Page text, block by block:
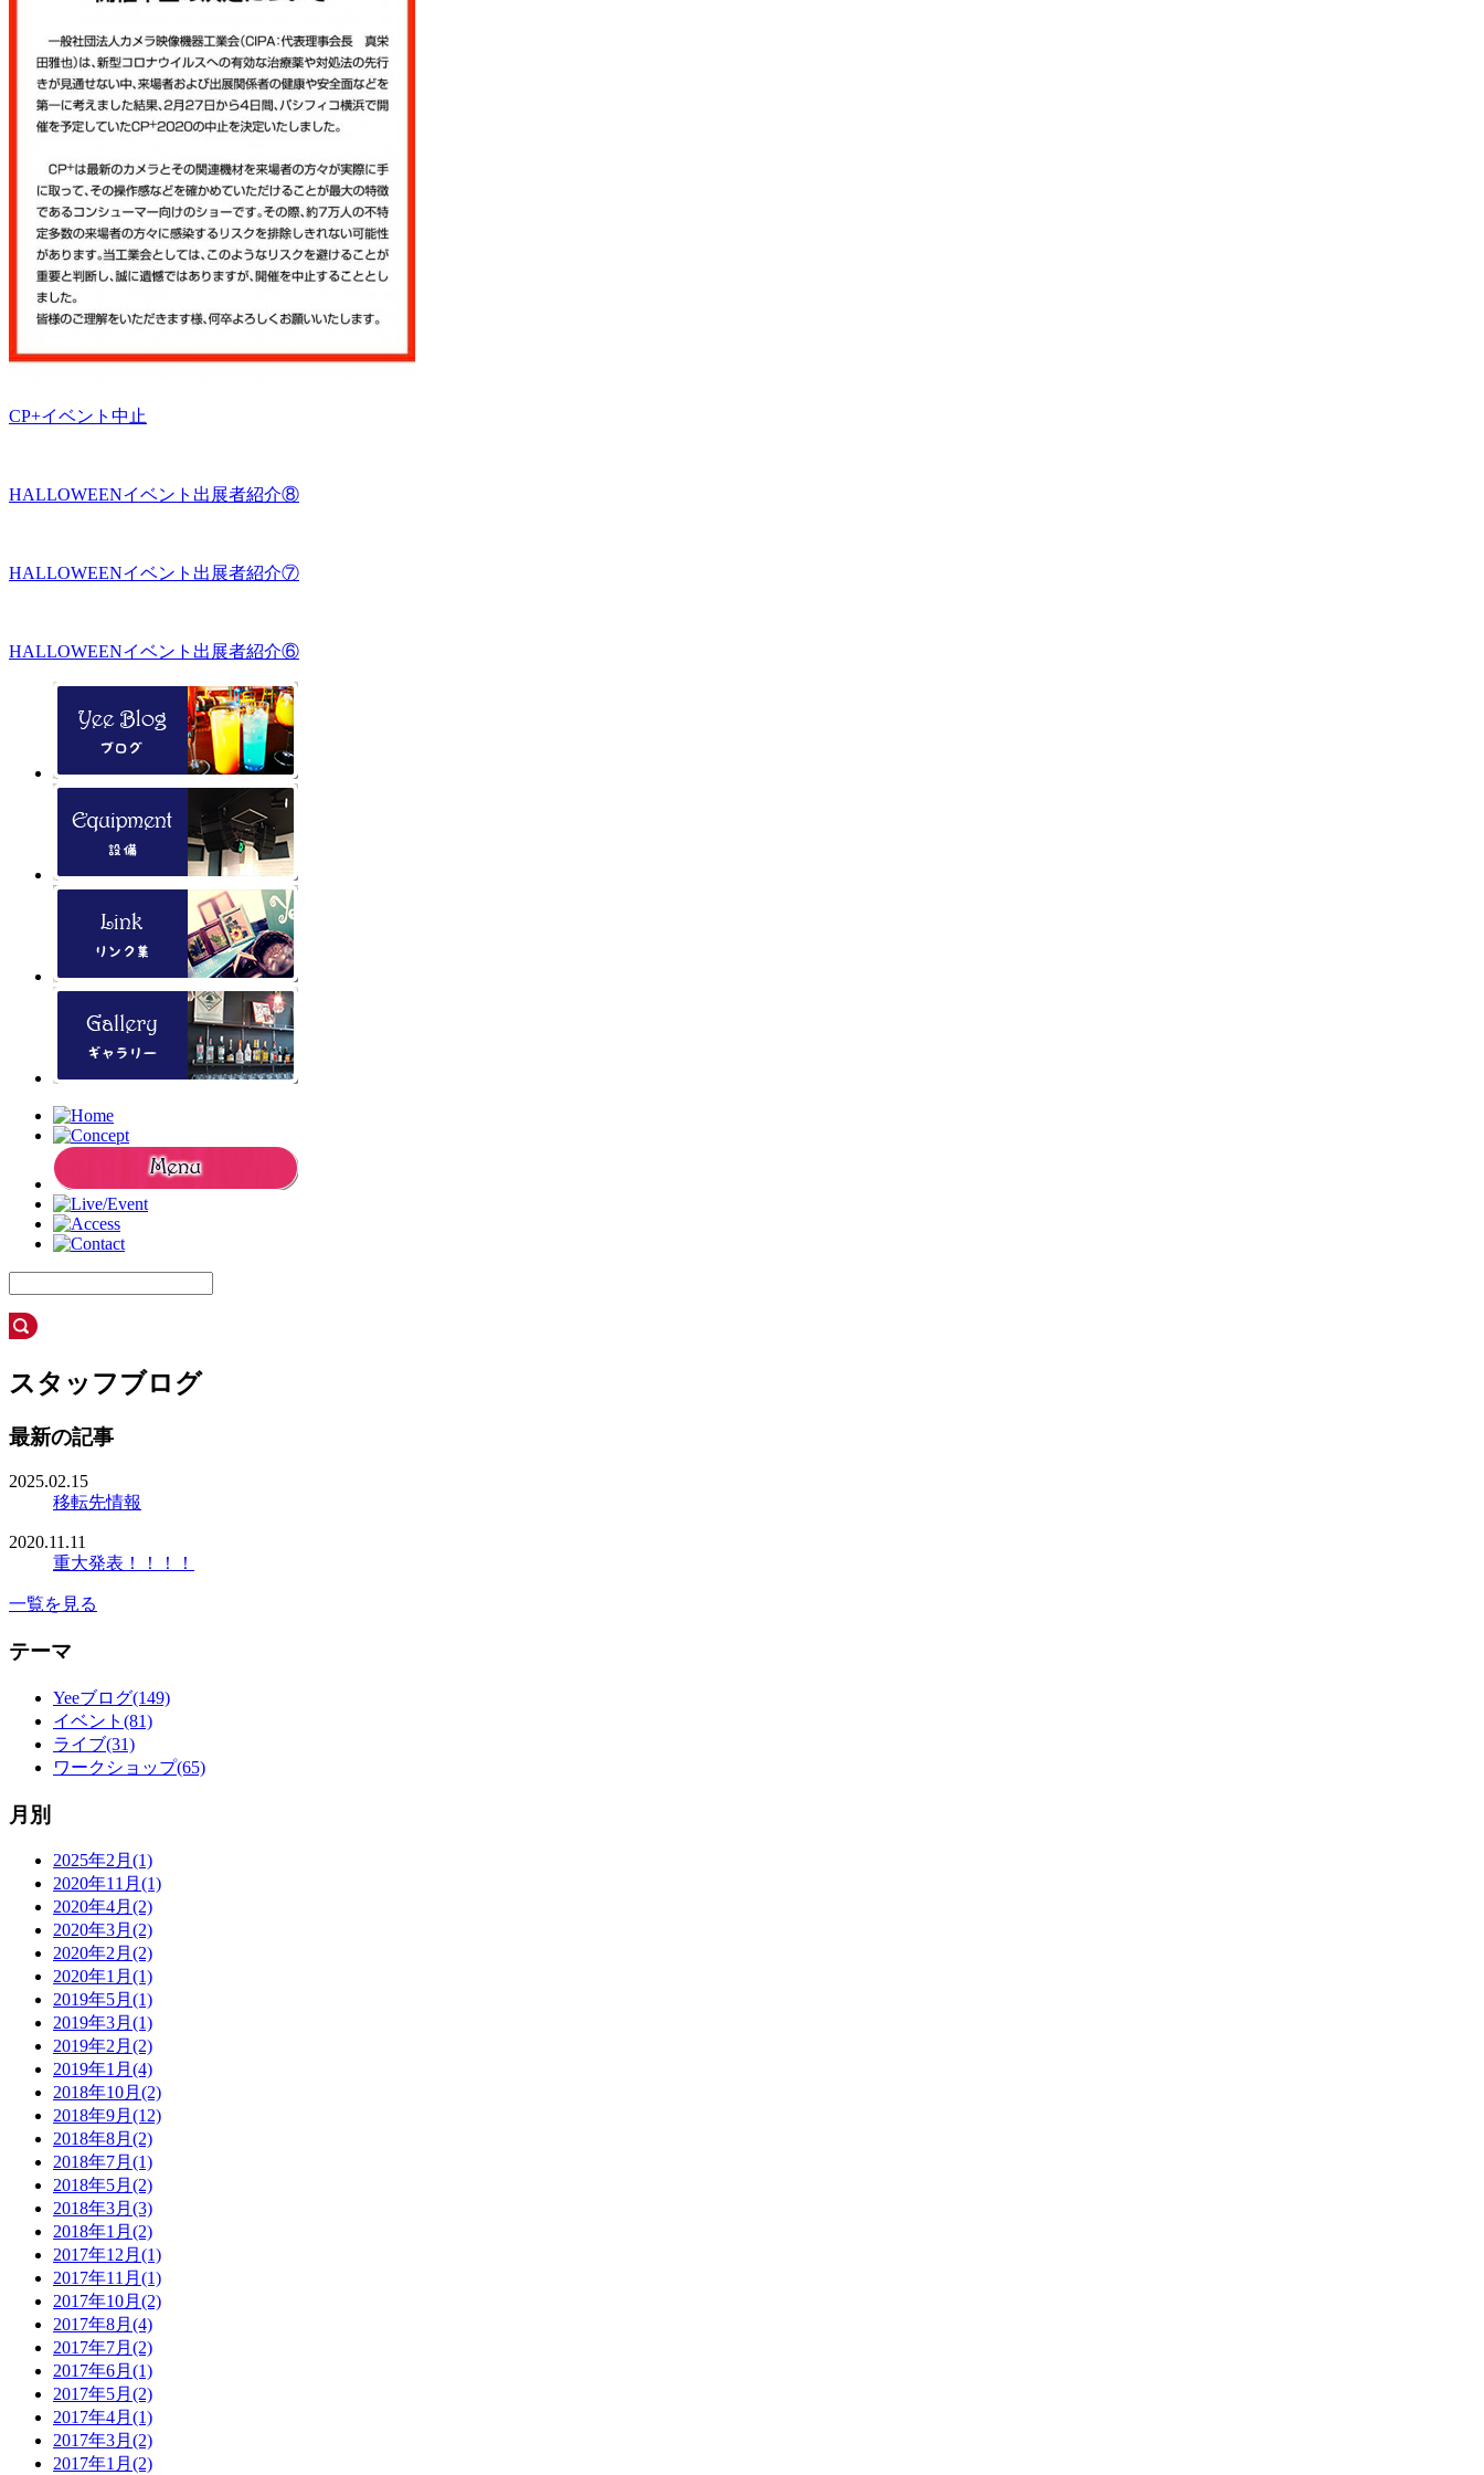
CP+イベント中止
HALLOWEENイベント出展者紹介⑧
HALLOWEENイベント出展者紹介⑦
HALLOWEENイベント出展者紹介⑥
スタッフブログ
最新の記事
2025.02.15
移転先情報
2020.11.11
重大発表！！！！
一覧を見る
テーマ
Yeeブログ(149)
イベント(81)
ライブ(31)
ワークショップ(65)
月別
2025年2月(1)
2020年11月(1)
2020年4月(2)
2020年3月(2)
2020年2月(2)
2020年1月(1)
2019年5月(1)
2019年3月(1)
2019年2月(2)
2019年1月(4)
2018年10月(2)
2018年9月(12)
2018年8月(2)
2018年7月(1)
2018年5月(2)
2018年3月(3)
2018年1月(2)
2017年12月(1)
2017年11月(1)
2017年10月(2)
2017年8月(4)
2017年7月(2)
2017年6月(1)
2017年5月(2)
2017年4月(1)
2017年3月(2)
2017年1月(2)